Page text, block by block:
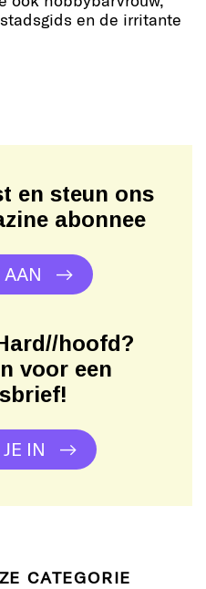
en de irritante
en steun ons
abonnee
AAN
hoofd?
voor een
IN
CATEGORIE